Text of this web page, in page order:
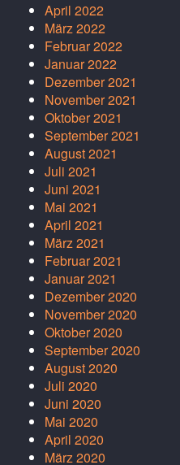
April 2022
März 2022
Februar 2022
Januar 2022
Dezember 2021
November 2021
Oktober 2021
September 2021
August 2021
Juli 2021
Juni 2021
Mai 2021
April 2021
März 2021
Februar 2021
Januar 2021
Dezember 2020
November 2020
Oktober 2020
September 2020
August 2020
Juli 2020
Juni 2020
Mai 2020
April 2020
März 2020